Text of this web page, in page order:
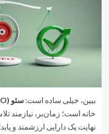
ببین، خیلی ساده است: سئو (SEO)
خانه است؛ زمان‌بر، نیازمند
نهایت یک دارایی ارزشمند و